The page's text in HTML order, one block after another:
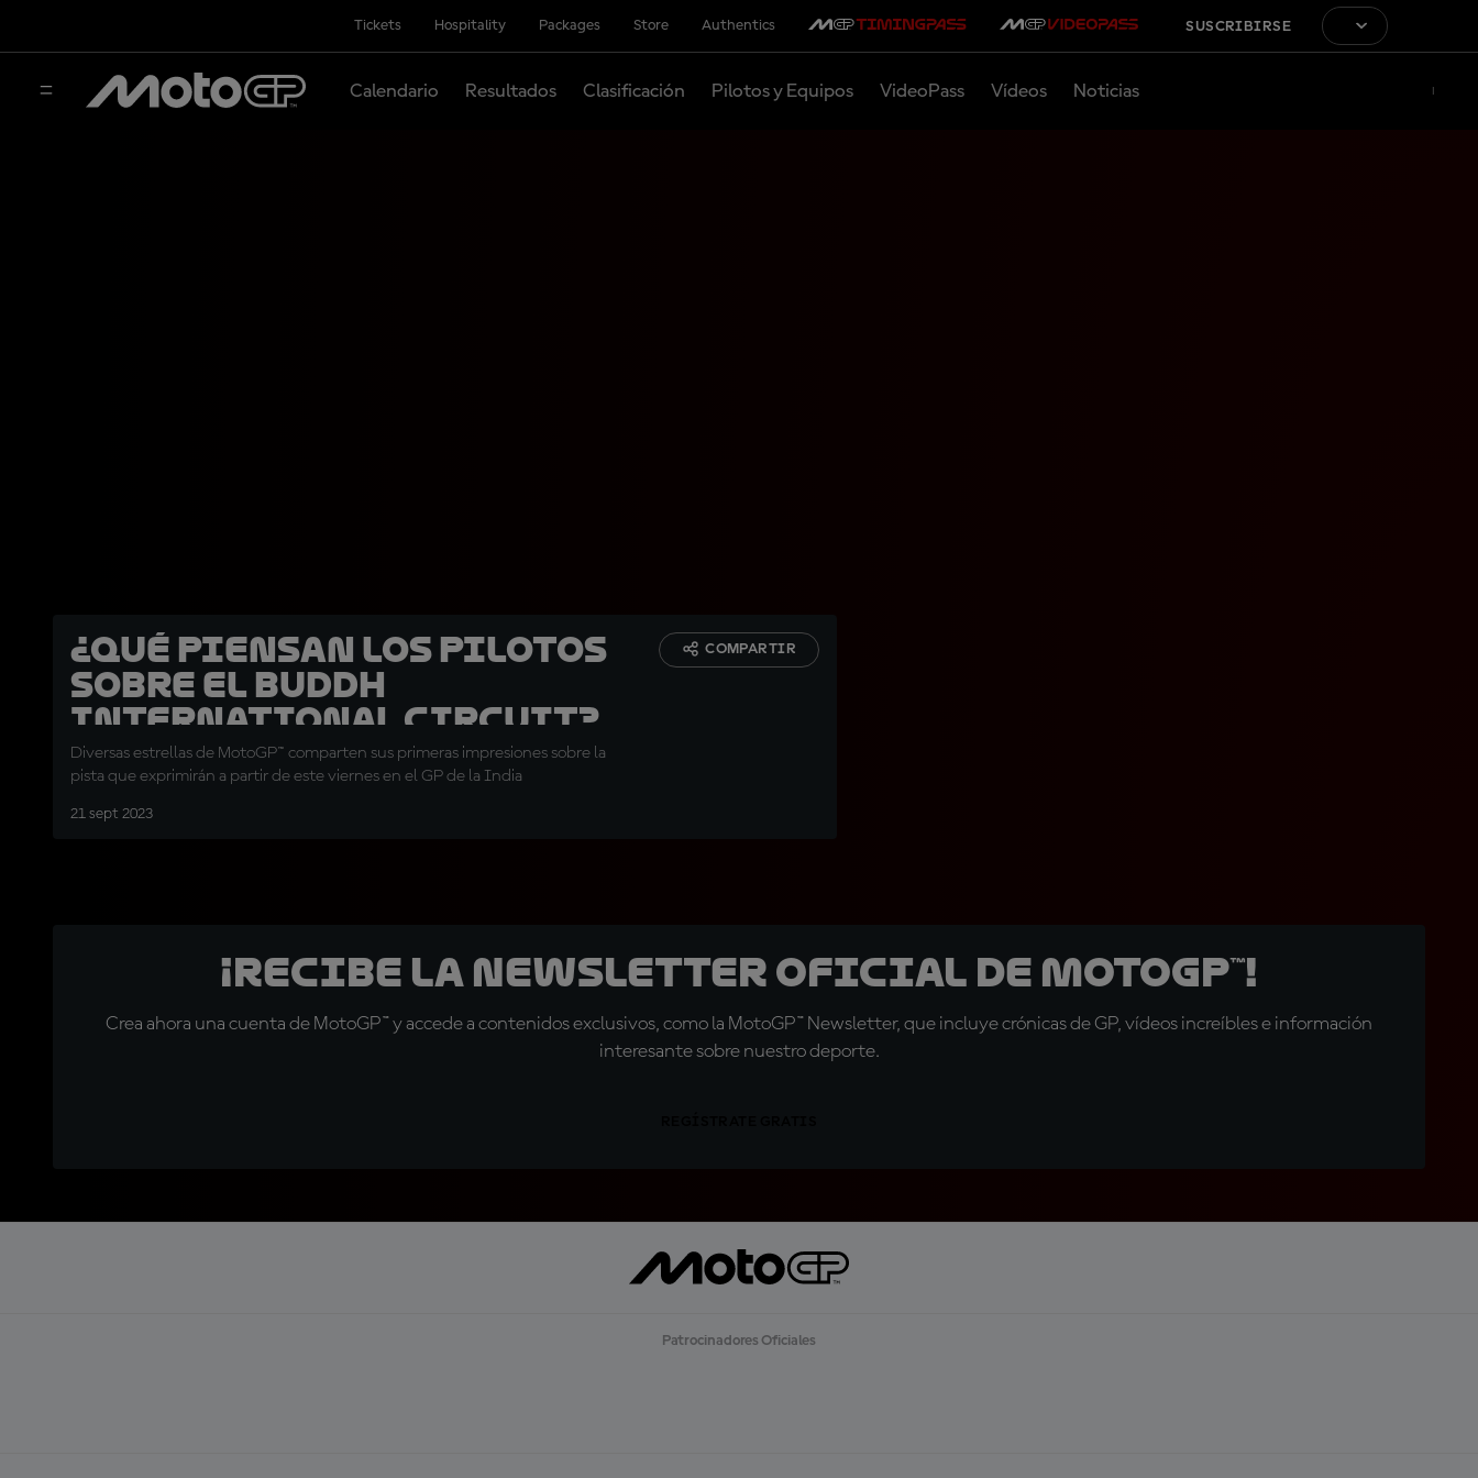
Tickets Hospitality Packages Store Authentics SUSCRIBIRSE
Calendario Resultados Clasificación Pilotos y Equipos VideoPass Vídeos Noticias
¿Qué piensan los pilotos
sobre el Buddh
International Circuit?
Diversas estrellas de MotoGP™ comparten sus primeras impresiones sobre la
pista que exprimirán a partir de este viernes en el GP de la India
21 sept 2023
COMPARTIR
¡Recibe la Newsletter oficial de MotoGP™!
Crea ahora una cuenta de MotoGP™ y accede a contenidos exclusivos, como la MotoGP™ Newsletter, que incluye crónicas de GP, vídeos increíbles e información
interesante sobre nuestro deporte.
Patrocinadores Oficiales